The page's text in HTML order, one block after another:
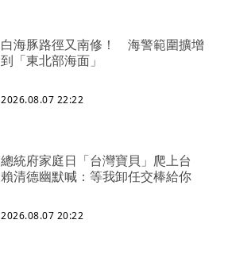
白海豚路徑又南修！ 海警範圍擴增
到「東北部海面」
2026.08.07 22:22
總統府家庭日「台灣寶貝」爬上台
賴清德幽默喊：等我卸任交棒給你
2026.08.07 20:22